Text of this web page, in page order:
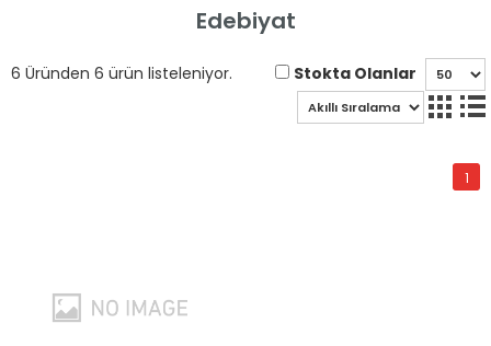
Edebiyat
6 Üründen 6 ürün listeleniyor. Stokta Olanlar
1